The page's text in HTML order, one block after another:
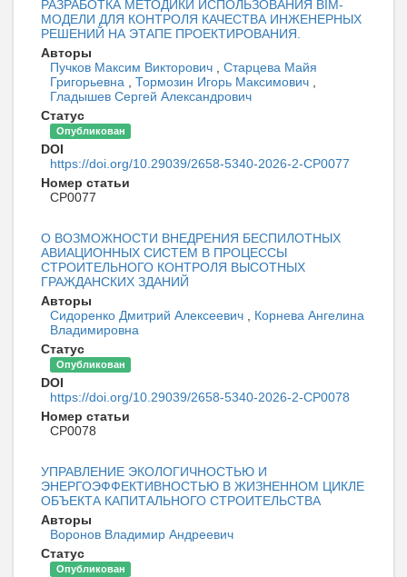
РАЗРАБОТКА МЕТОДИКИ ИСПОЛЬЗОВАНИЯ BIM-
МОДЕЛИ ДЛЯ КОНТРОЛЯ КАЧЕСТВА ИНЖЕНЕРНЫХ
РЕШЕНИЙ НА ЭТАПЕ ПРОЕКТИРОВАНИЯ.
Авторы
Пучков Максим Викторович
Старцева Майя
Григорьевна
Тормозин Игорь Максимович
Гладышев Сергей Александрович
Статус
Опубликован
DOI
https://doi.org/10.29039/2658-5340-2026-2-CP0077
Номер статьи
CP0077
О ВОЗМОЖНОСТИ ВНЕДРЕНИЯ БЕСПИЛОТНЫХ
АВИАЦИОННЫХ СИСТЕМ В ПРОЦЕССЫ
СТРОИТЕЛЬНОГО КОНТРОЛЯ ВЫСОТНЫХ
ГРАЖДАНСКИХ ЗДАНИЙ
Авторы
Сидоренко Дмитрий Алексеевич
Корнева Ангелина
Владимировна
Статус
Опубликован
DOI
https://doi.org/10.29039/2658-5340-2026-2-CP0078
Номер статьи
CP0078
УПРАВЛЕНИЕ ЭКОЛОГИЧНОСТЬЮ И
ЭНЕРГОЭФФЕКТИВНОСТЬЮ В ЖИЗНЕННОМ ЦИКЛЕ
ОБЪЕКТА КАПИТАЛЬНОГО СТРОИТЕЛЬСТВА
Авторы
Воронов Владимир Андреевич
Статус
Опубликован